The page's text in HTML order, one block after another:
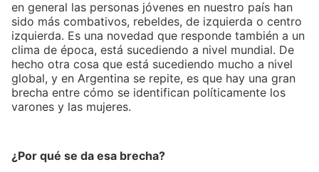
en general las personas jóvenes en nuestro país han
sido más combativos, rebeldes, de izquierda o centro
izquierda. Es una novedad que responde también a un
clima de época, está sucediendo a nivel mundial. De
hecho otra cosa que está sucediendo mucho a nivel
global, y en Argentina se repite, es que hay una gran
brecha entre cómo se identifican políticamente los
varones y las mujeres.
¿Por qué se da esa brecha?